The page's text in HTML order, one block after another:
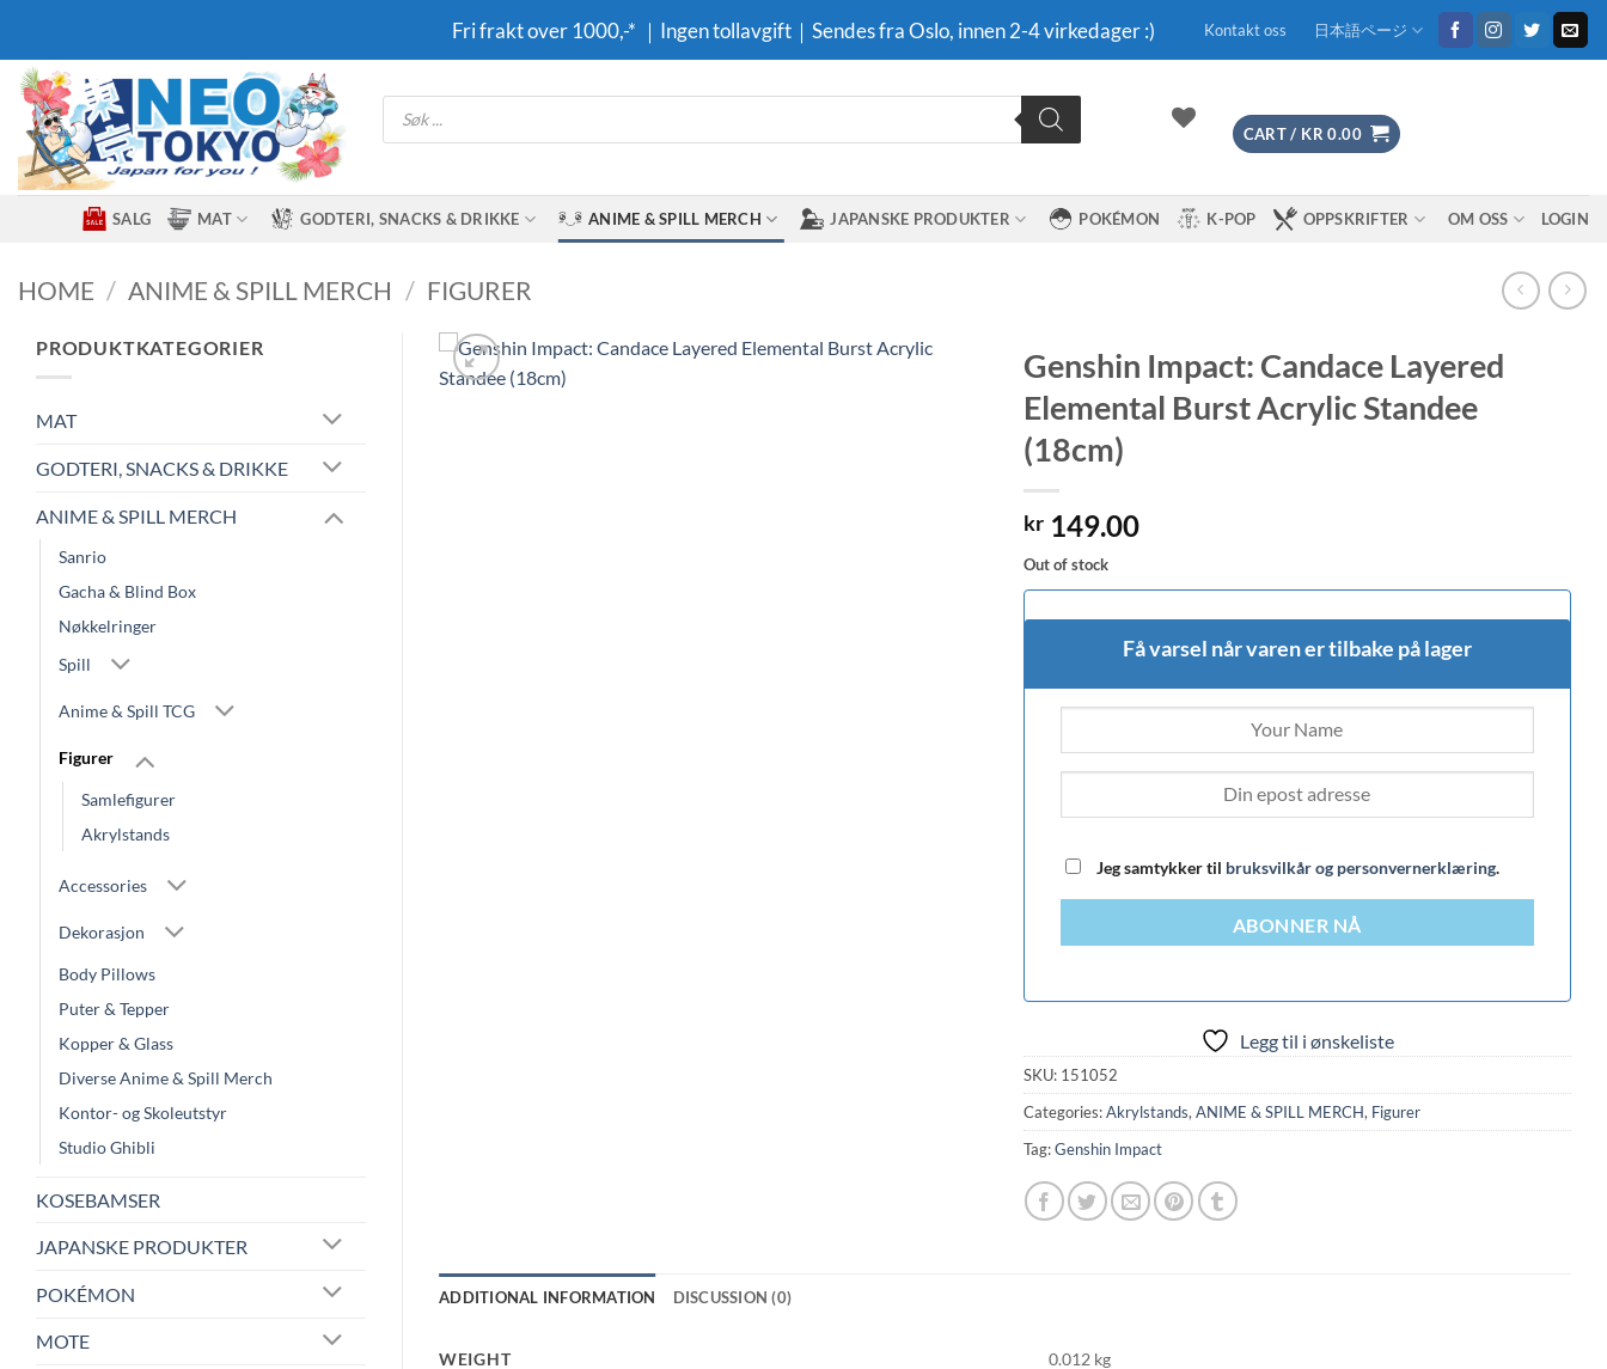
content
Fri frakt over 1000,-* ｜Ingen tollavgift｜Sendes fra Oslo, innen 2-4 virkedager :) Kontakt oss 日本語ページ
Products
search
CART / KR 0.00
SALG MAT GODTERI, SNACKS & DRIKKE ANIME & SPILL MERCH JAPANSKE PRODUKTER POKÉMON K-POP OPPSKRIFTER OM OSS LOGIN
HOME / ANIME & SPILL MERCH / FIGURER
PRODUKTKATEGORIER
MAT
GODTERI, SNACKS & DRIKKE
ANIME & SPILL MERCH
Sanrio
Gacha & Blind Box
Nøkkelringer
Spill
Anime & Spill TCG
Figurer
Samlefigurer
Akrylstands
Accessories
Dekorasjon
Body Pillows
Puter & Tepper
Kopper & Glass
Diverse Anime & Spill Merch
Kontor- og Skoleutstyr
Studio Ghibli
KOSEBAMSER
JAPANSKE PRODUKTER
POKÉMON
MOTE
Genshin Impact: Candace Layered
Elemental Burst Acrylic Standee
(18cm)
kr149.00
Out of stock
Få varsel når varen er tilbake på lager
Jeg samtykker til bruksvilkår og personvernerklæring.
ABONNER NÅ
Legg til i ønskeliste
SKU: 151052
Categories:Akrylstands, ANIME & SPILL MERCH, Figurer
Tag:Genshin Impact
ADDITIONAL INFORMATION DISCUSSION (0)
WEIGHT 0.012 kg